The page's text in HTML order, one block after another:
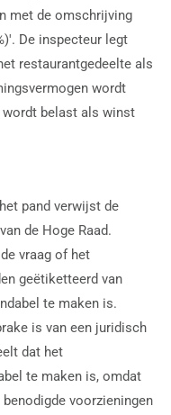
met de omschrijving
De inspecteur legt
restaurantgedeelte als
wordt
belast als winst
pand verwijst de
de Hoge Raad.
vraag of het
geëtiketteerd van
te maken is.
is van een juridisch
dat het
te maken is, omdat
voorzieningen